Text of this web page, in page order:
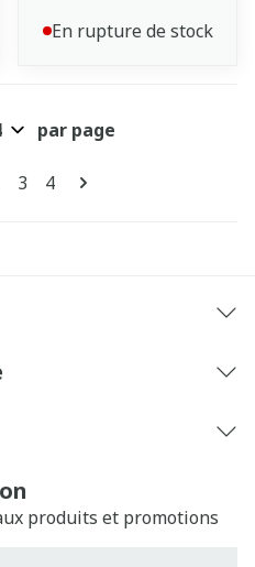
En rupture de stock
Pages
lisez actuellement la page
Page
3 Page
4
par page
produits et promotions